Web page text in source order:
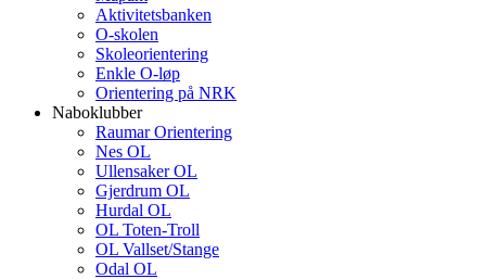
Aktivitetsbanken
O-skolen
Skoleorientering
Enkle O-løp
Orientering på NRK
Naboklubber
Raumar Orientering
Nes OL
Ullensaker OL
Gjerdrum OL
Hurdal OL
OL Toten-Troll
OL Vallset/Stange
Odal OL